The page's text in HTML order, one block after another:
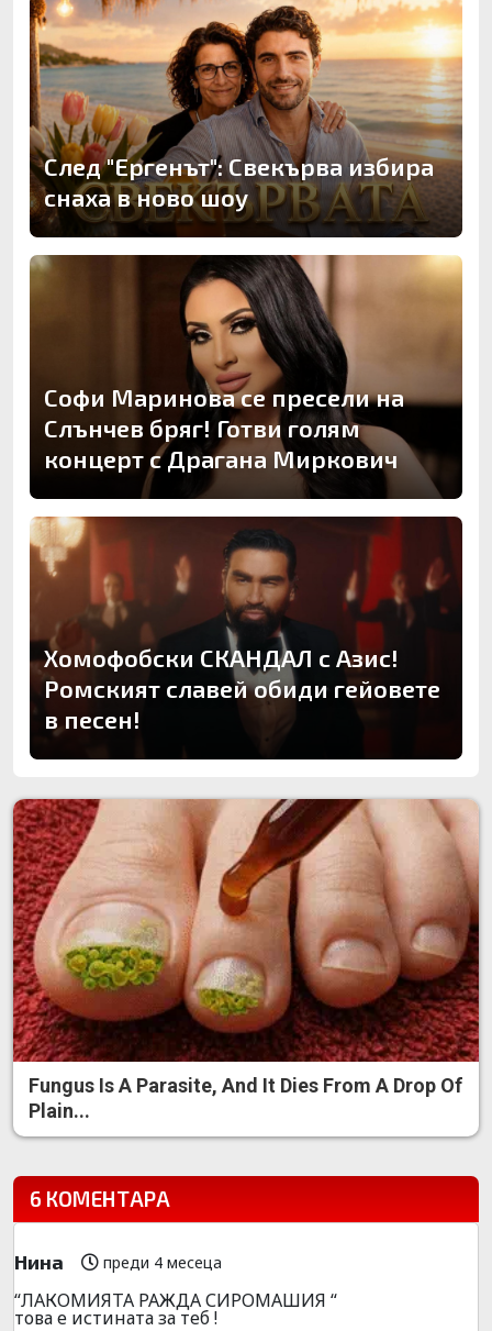
След "Ергенът": Свекърва избира
снаха в ново шоу
Софи Маринова се пресели на
Слънчев бряг! Готви голям
концерт с Драгана Миркович
Хомофобски СКАНДАЛ с Азис!
Ромският славей обиди гейовете
в песен!
Fungus Is A Parasite, And It Dies From A Drop Of
Plain...
6 КОМЕНТАРА
Нина преди 4 месеца
“ЛАКОМИЯТА РАЖДА СИРОМАШИЯ “
това е истината за теб !